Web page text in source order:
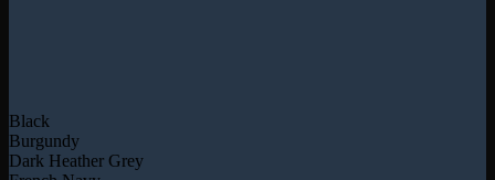
Black
Burgundy
Dark Heather Grey